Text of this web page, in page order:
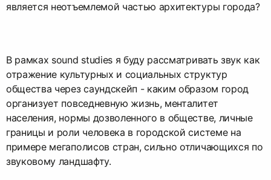
является неотъемлемой частью архитектуры города?
В рамках sound studies я буду рассматривать звук как
отражение культурных и социальных структур
общества через саундскейп - каким образом город
организует повседневную жизнь, менталитет
населения, нормы дозволенного в обществе, личные
границы и роли человека в городской системе на
примере мегаполисов стран, сильно отличающихся по
звуковому ландшафту.